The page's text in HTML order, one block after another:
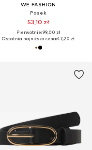
WE FASHION
Pasek
53,10 zł
Pierwotnie: 99,00 zł
Ostatnia najniższa cena:47,20 zł